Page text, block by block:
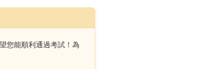
您能順利通過考試！為